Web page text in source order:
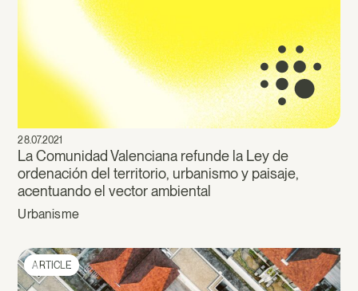
28.07.2021
La Comunidad Valenciana refunde la Ley de
ordenación del territorio, urbanismo y paisaje,
acentuando el vector ambiental
Urbanisme
ARTICLE